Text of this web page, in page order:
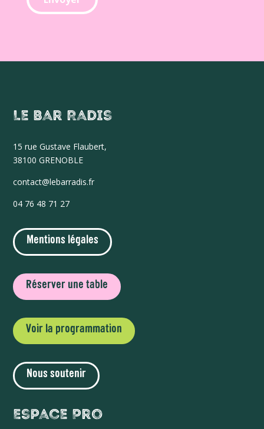
Le Bar Radis
15 rue Gustave Flaubert,
38100 GRENOBLE
contact@lebarradis.fr
04 76 48 71 27
Mentions légales
Réserver une table
Voir la programmation
Nous soutenir
Espace Pro